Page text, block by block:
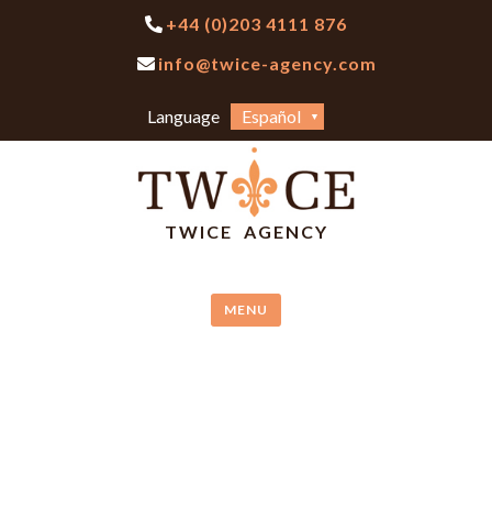
+44 (0)203 4111 876
info@twice-agency.com
Language
Elegir
un
idioma
TWICE AGENCY
MENU